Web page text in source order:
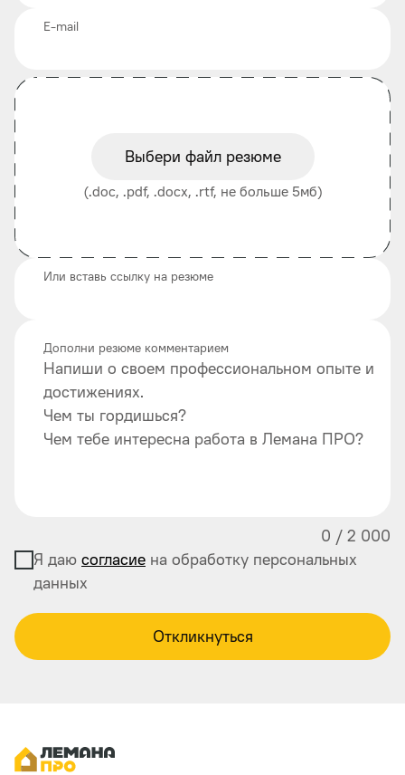
E-mail
Выбери файл резюме
(.doc, .pdf, .docx, .rtf, не больше 5мб)
Или вставь ссылку на резюме
Напиши о своем профессиональном опыте и
достижениях.
Чем ты гордишься?
Чем тебе интересна работа в Лемана ПРО?
Дополни резюме комментарием
0 / 2 000
Я даю согласие на обработку персональных
данных
Откликнуться